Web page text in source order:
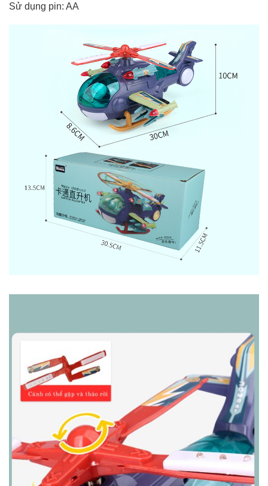
Sử dụng pin: AA